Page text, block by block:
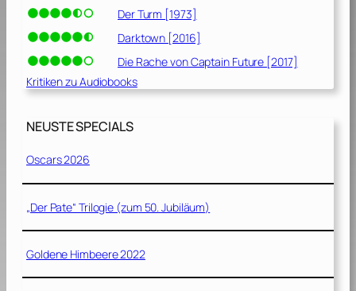
Der Turm [1973]
Darktown [2016]
Die Rache von Captain Future [2017]
Kritiken zu Audiobooks
NEUSTE SPECIALS
Oscars 2026
„Der Pate“ Trilogie (zum 50. Jubiläum)
Goldene Himbeere 2022